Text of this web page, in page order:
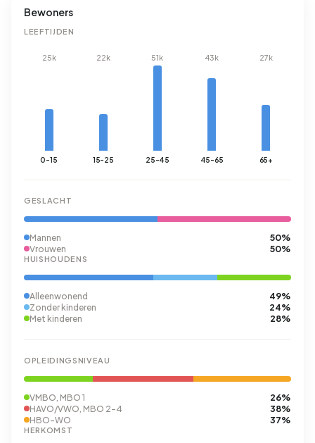
Bewoners
LEEFTIJDEN
25k
0-15
22k
15-25
51k
25-45
43k
45-65
27k
65+
GESLACHT
Mannen 50%
Vrouwen 50%
HUISHOUDENS
Alleenwonend 49%
Zonder kinderen 24%
Met kinderen 28%
OPLEIDINGSNIVEAU
VMBO, MBO 1 26%
HAVO/VWO, MBO 2-4 38%
HBO-WO 37%
HERKOMST